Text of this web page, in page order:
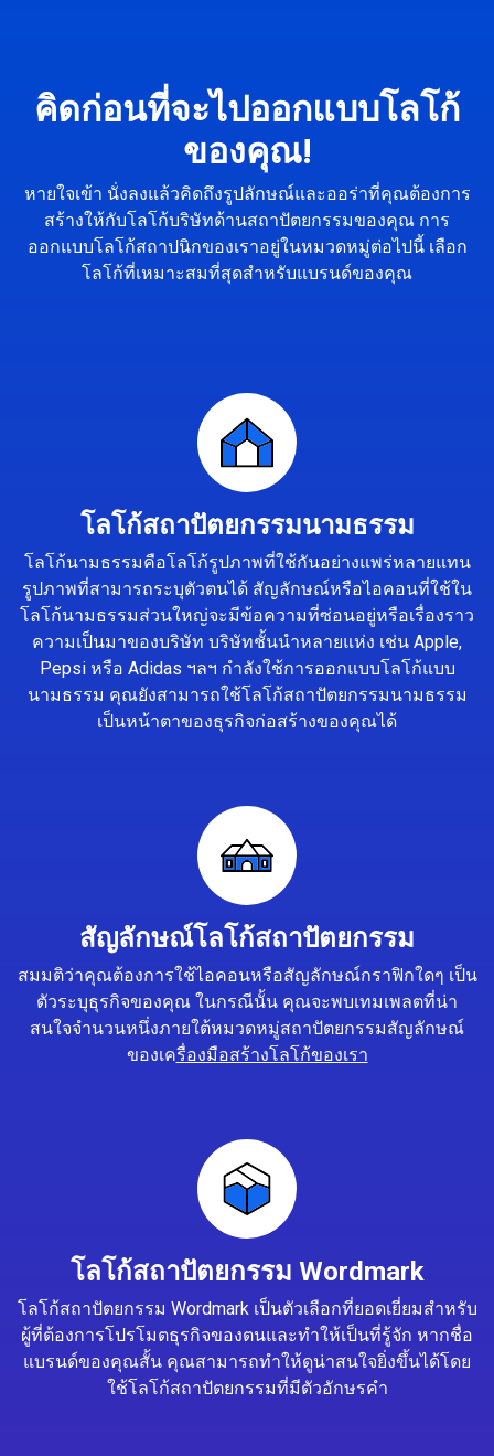
คิดก่อนที่จะไปออกแบบโลโก้
ของคุณ!
หายใจเข้า นั่งลงแล้วคิดถึงรูปลักษณ์และออร่าที่คุณต้องการ
สร้างให้กับโลโก้บริษัทด้านสถาปัตยกรรมของคุณ การ
ออกแบบโลโก้สถาปนิกของเราอยู่ในหมวดหมู่ต่อไปนี้ เลือก
โลโก้ที่เหมาะสมที่สุดสำหรับแบรนด์ของคุณ
โลโก้สถาปัตยกรรมนามธรรม
โลโก้นามธรรมคือโลโก้รูปภาพที่ใช้กันอย่างแพร่หลายแทน
รูปภาพที่สามารถระบุตัวตนได้ สัญลักษณ์หรือไอคอนที่ใช้ใน
โลโก้นามธรรมส่วนใหญ่จะมีข้อความที่ซ่อนอยู่หรือเรื่องราว
ความเป็นมาของบริษัท บริษัทชั้นนำหลายแห่ง เช่น Apple,
Pepsi หรือ Adidas ฯลฯ กำลังใช้การออกแบบโลโก้แบบ
นามธรรม คุณยังสามารถใช้โลโก้สถาปัตยกรรมนามธรรม
เป็นหน้าตาของธุรกิจก่อสร้างของคุณได้
สัญลักษณ์โลโก้สถาปัตยกรรม
สมมติว่าคุณต้องการใช้ไอคอนหรือสัญลักษณ์กราฟิกใดๆ เป็น
ตัวระบุธุรกิจของคุณ ในกรณีนั้น คุณจะพบเทมเพลตที่น่า
สนใจจำนวนหนึ่งภายใต้หมวดหมู่สถาปัตยกรรมสัญลักษณ์
ของเครื่องมือสร้างโลโก้ของเรา
โลโก้สถาปัตยกรรม Wordmark
โลโก้สถาปัตยกรรม Wordmark เป็นตัวเลือกที่ยอดเยี่ยมสำหรับ
ผู้ที่ต้องการโปรโมตธุรกิจของตนและทำให้เป็นที่รู้จัก หากชื่อ
แบรนด์ของคุณสั้น คุณสามารถทำให้ดูน่าสนใจยิ่งขึ้นได้โดย
ใช้โลโก้สถาปัตยกรรมที่มีตัวอักษรคำ